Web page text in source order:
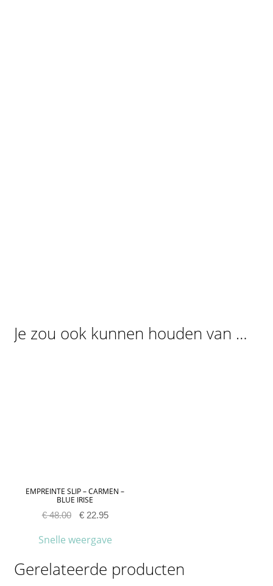
Je zou ook kunnen houden van …
EMPREINTE SLIP – CARMEN –
BLUE IRISE
€48.00 €22.95
Snelle weergave
Gerelateerde producten